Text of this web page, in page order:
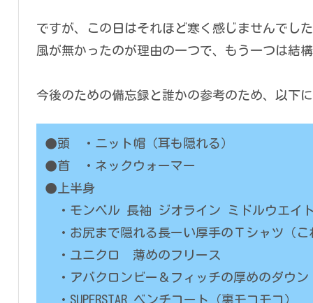
ですが、この日はそれほど寒く感じませんでし
風が無かったのが理由の一つで、もう一つは結
今後のための備忘録と誰かの参考のため、以下
●頭 ・ニット帽（耳も隠れる）
●首 ・ネックウォーマー
●上半身
・モンベル 長袖 ジオライン ミドルウエイ
・お尻まで隠れる長ーい厚手のＴシャツ（こ
・ユニクロ 薄めのフリース
・アバクロンビー＆フィッチの厚めのダウン
・SUPERSTAR ベンチコート（裏モコモコ）